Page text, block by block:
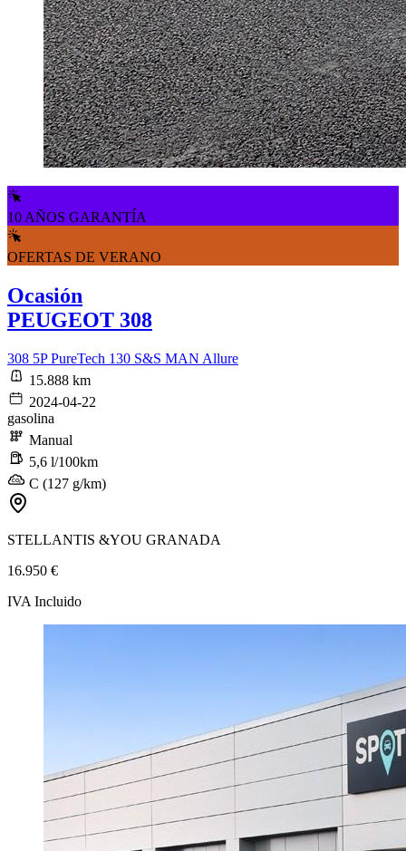
10 AÑOS GARANTÍA
OFERTAS DE VERANO
Ocasión
PEUGEOT 308
308 5P PureTech 130 S&S MAN Allure
15.888 km
2024-04-22
gasolina
Manual
5,6 l/100km
C (127 g/km)
STELLANTIS &YOU GRANADA
16.950 €
IVA Incluido